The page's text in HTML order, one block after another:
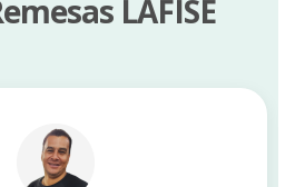
LAFISE